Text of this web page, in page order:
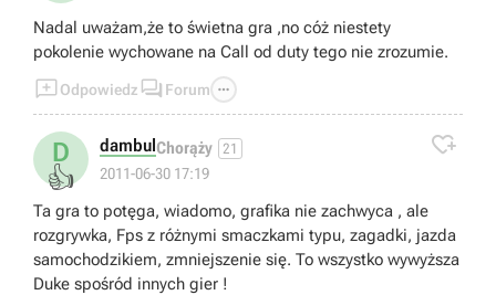
Nadal uważam,że to świetna gra ,no cóż niestety
pokolenie wychowane na Call od duty tego nie zrozumie.
Odpowiedz  Forum 
D
👍
dambulChorąży 21
2011-06-30 17:19

Ta gra to potęga, wiadomo, grafika nie zachwyca , ale
rozgrywka, Fps z różnymi smaczkami typu, zagadki, jazda
samochodzikiem, zmniejszenie się. To wszystko wywyższa
Duke spośród innych gier !